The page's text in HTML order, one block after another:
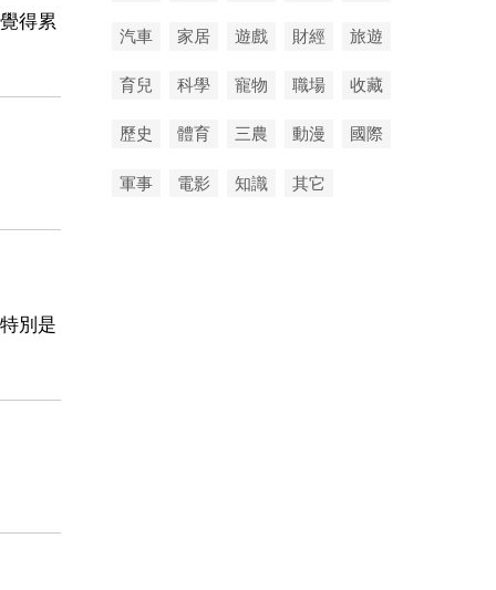
得累
別是
汽車 家居 遊戲 財經 旅遊
育兒 科學 寵物 職場 收藏
歷史 體育 三農 動漫 國際
軍事 電影 知識 其它